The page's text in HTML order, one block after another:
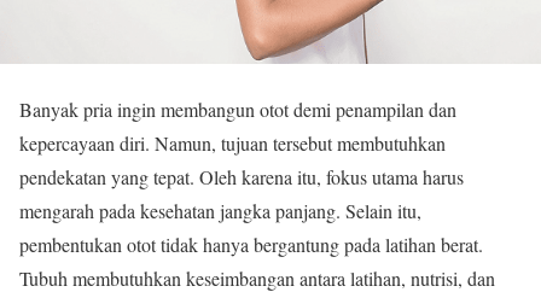
Banyak pria ingin membangun otot demi penampilan dan
kepercayaan diri. Namun, tujuan tersebut membutuhkan
pendekatan yang tepat. Oleh karena itu, fokus utama harus
mengarah pada kesehatan jangka panjang. Selain itu,
pembentukan otot tidak hanya bergantung pada latihan berat.
Tubuh membutuhkan keseimbangan antara latihan, nutrisi, dan